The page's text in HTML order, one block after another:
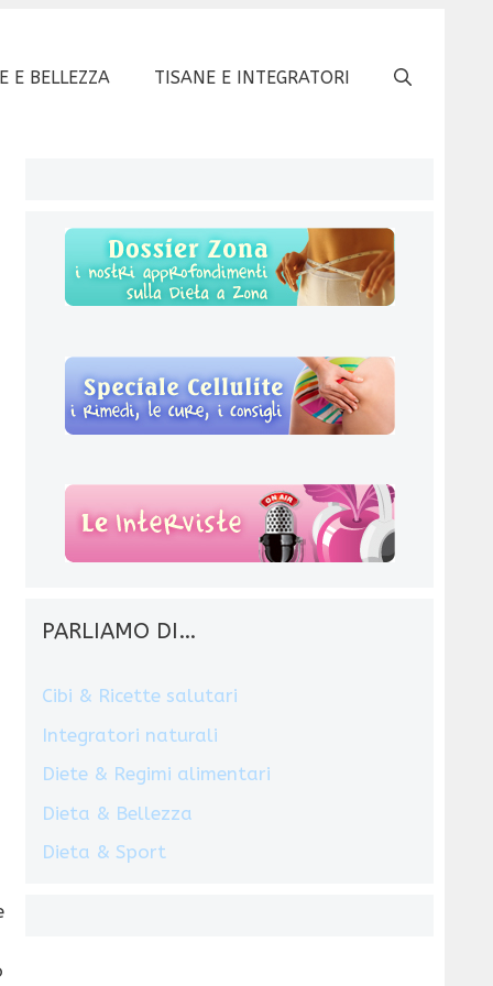
E BELLEZZA TISANE E INTEGRATORI
PARLIAMO DI…
Cibi & Ricette salutari
Integratori naturali
Diete & Regimi alimentari
Dieta & Bellezza
Dieta & Sport